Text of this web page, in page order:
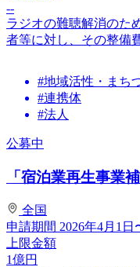
--
ラジオの難聴解消のた
者等に対し、その整備
#地域活性・まち
#連携体
#法人
公募中
「宿泊業再生事業
全国
申請期間 2026年4月1日
上限金額
1億円